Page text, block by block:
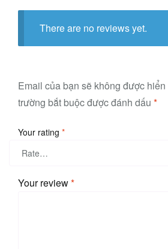
There are no reviews yet.
Email của bạn sẽ không được
trường bắt buộc được đánh dấu *
Your rating *
Your review*